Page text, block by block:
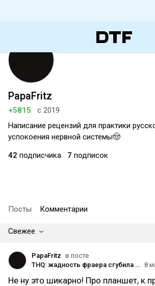
PapaFritz
+5815
с 2019
Написание рецензий для практики
успокоения нервной системы🤠
42 подписчика 7 подписок
Посты Комментарии
Свежее
PapaFritz в посте
THQ: жадность фраера сгубила [Л🤡НГ]
8
Не ну это шикарно! Про планшет, к